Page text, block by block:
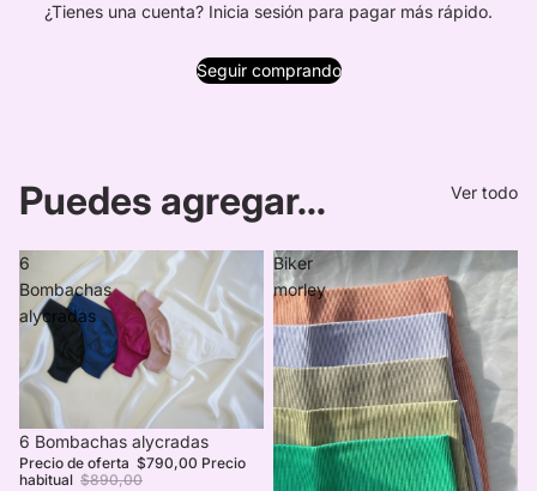
¿Tienes una cuenta? Inicia sesión para pagar más rápido.
Seguir comprando
Puedes agregar... Ver todo
6
Bombachas
alycradas
Oferta
6 Bombachas alycradas
Precio de oferta $790,00 Precio
habitual $890,00
Biker
morley